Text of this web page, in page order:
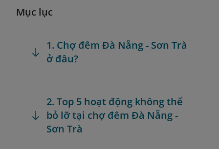
Mục lục
1. Chợ đêm Đà Nẵng - Sơn Trà
ở đâu?
2. Top 5 hoạt động không thể
bỏ lỡ tại chợ đêm Đà Nẵng -
Sơn Trà